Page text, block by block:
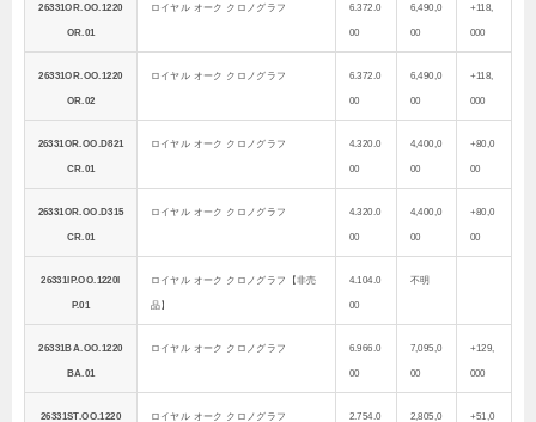
26331OR.OO.1220
OR.01
ロイヤル オーク クロノグラフ 6.372.0
00
6,490,0
00
+118,
000
26331OR.OO.1220
OR.02
ロイヤル オーク クロノグラフ 6.372.0
00
6,490,0
00
+118,
000
26331OR.OO.D821
CR.01
ロイヤル オーク クロノグラフ 4.320.0
00
4,400,0
00
+80,0
00
26331OR.OO.D315
CR.01
ロイヤル オーク クロノグラフ 4.320.0
00
4,400,0
00
+80,0
00
26331IP.OO.1220I
P.01
ロイヤル オーク クロノグラフ【非売
品】
4.104.0
00
不明
26331BA.OO.1220
BA.01
ロイヤル オーク クロノグラフ 6.966.0
00
7,095,0
00
+129,
000
26331ST.OO.1220 ロイヤル オーク クロノグラフ 2.754.0 2,805,0 +51,0